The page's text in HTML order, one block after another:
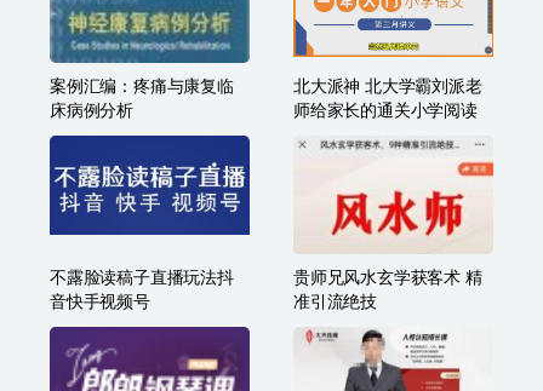
SPSS数据分析零基础实战
课程
摩西超3亿人都在用的终极
思维工具│手绘思维导图·
案例汇编：疼痛与康复临
床病例分析
北大派神 北大学霸刘派老
师给家长的通关小学阅读